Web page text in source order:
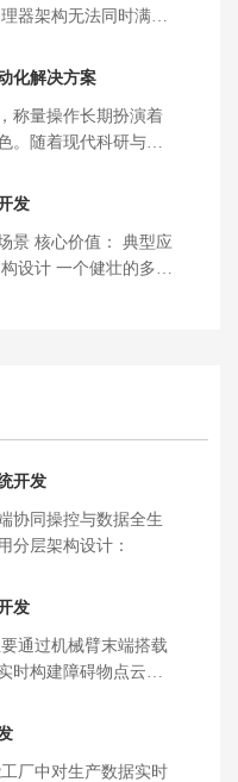
器架构无法同时满足
化解决方案
称量操作长期扮演着
。随着现代科研与工
发
景 核心价值： 典型应
设计 一个健壮的多仪
开发
协同操控与数据全生
分层架构设计：
发
通过机械臂末端搭载
时构建障碍物点云地
厂中对生产数据实时